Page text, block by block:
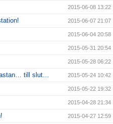
2015-06-08 13:22
2015-06-07 21:07
2015-06-04 20:58
2015-05-31 20:54
2015-05-28 06:22
till slut… 2015-05-24 10:42
2015-05-22 19:32
2015-04-28 21:34
2015-04-27 12:59